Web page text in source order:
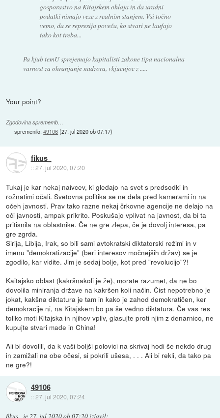
gosporastvo na Kitajskem ohlaja in da uradni
podatki nimajo veze z realnim stanjem. Vsi točno
vemo, da se represija poveča, ko stvari ne laufajo
tako kot treba...
Pa kjub temU sprejemajo kapitalisti zakone tipa nacionalna
varnost za ohranjanje nadzora, vkjucujoc z .....
Your point?
Zgodovina sprememb…
spremenilo:49106(27. jul 2020 ob 07:17)
fikus_
::27. jul 2020, 07:20
Tukaj je kar nekaj naivcev, ki gledajo na svet s predsodki in
rožnatimi očali. Svetovna politika se ne dela pred kamerami in na
očeh javnosti. Prav tako razne nekaj črkovne agencije ne delajo na
oči javnosti, ampak prikrito. Poskušajo vplivat na javnost, da bi ta
pritisnila na oblastnike. Če ne gre zlepa, če je dovolj interesa, pa
gre zgrda.
Sirija, Libija, Irak, so bili sami avtokratski diktatorski režimi in v
imenu "demokratizacije" (beri interesov močnejših držav) se je
zgodilo, kar vidite. Jim je sedaj bolje, kot pred "revolucijo"?!
Kaitajsko oblast (kakršnakoli je že), morate razumet, da ne bo
dovolila miniranja države na kakršen koli način. Čist nepotrebno je
jokat, kakšna diktatura je tam in kako je zahod demokratičen, ker
demokracije ni, na Kitajskem bo pa še vedno diktatura. Če vas res
toliko moti Kitajska in njihov vpliv, glasujte proti njim z denarnico, ne
kupujte stvari made in China!
Ali bi dovolili, da k vaši boljši polovici na skrivaj hodi še nekdo drug
in zamižali na obe očesi, si pokrili ušesa, . . . Ali bi rekli, da tako pa
ne gre?!
49106
::27. jul 2020, 07:24